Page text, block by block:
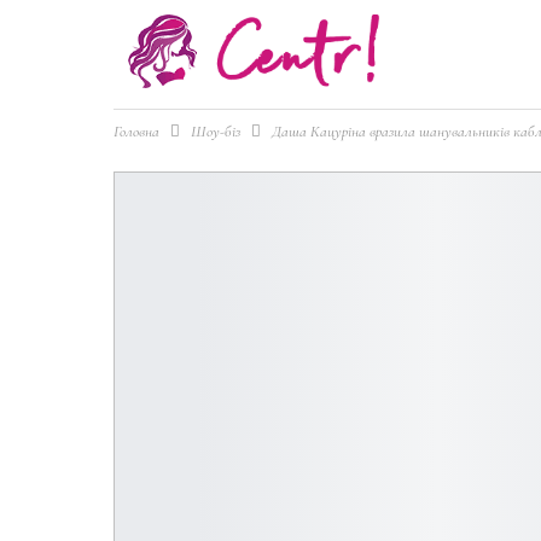
Головна Шоу-біз Даша Кацуріна вразила шанувальників